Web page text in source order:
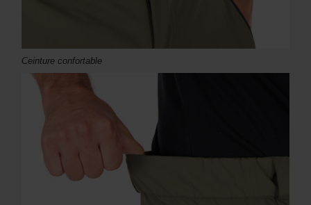
Ceinture confortable